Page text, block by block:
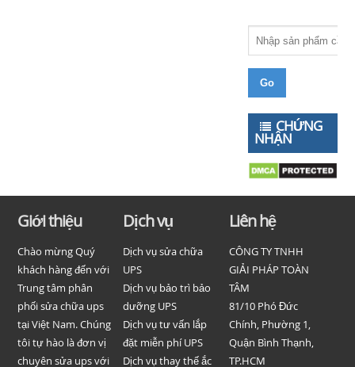
CHỨNG
NHẬN
Giới thiệu
Chào mừng Quý
khách hàng đến với
Trung tâm phân
phối sửa chữa ups
tại Việt Nam. Chúng
tôi tự hào là đơn vị
chuyên sửa ups với
Dịch vụ
Dịch vụ sửa chữa
UPS
Dịch vụ bảo trì bảo
dưỡng UPS
Dịch vụ tư vấn lắp
đặt miễn phí UPS
Dịch vụ thay thế ắc
Liên hệ
CÔNG TY TNHH
GIẢI PHÁP TOÀN
TÂM
81/10 Phó Đức
Chính, Phường 1,
Quận Bình Thạnh,
TP.HCM